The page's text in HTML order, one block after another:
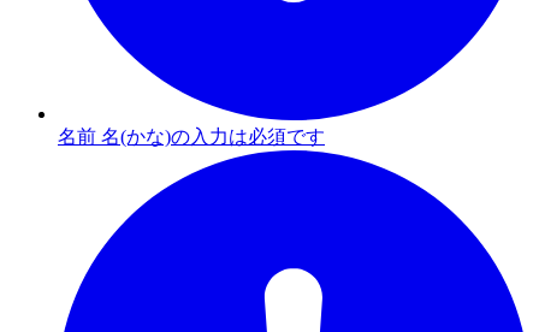
名前 名(かな)の入力は必須です